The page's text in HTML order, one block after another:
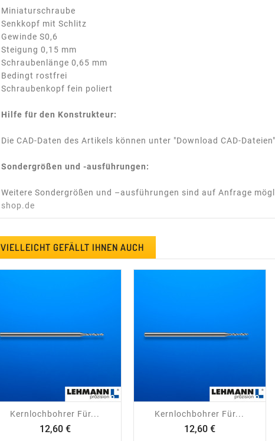
Miniaturschraube
Senkkopf mit Schlitz
Gewinde S0,6
Steigung 0,15 mm
Schraubenlänge 0,65 mm
Bedingt rostfrei
Schraubenkopf fein poliert
Hilfe für den Konstrukteur:
Die CAD-Daten des Artikels können unter "Download CAD-
Sondergrößen und -ausführungen:
Weitere Sondergrößen und –ausführungen sind auf Anfrage
shop.de
VIELLEICHT GEFÄLLT IHNEN AUCH
visibility
Kernlochbohrer Für...
12,60 €Preis
visibility
Kernlochbohrer Für...
12,60 €Preis